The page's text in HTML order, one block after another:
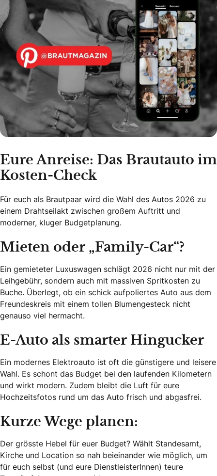
Eure Anreise: Das Brautauto im
Kosten-Check
Für euch als Brautpaar wird die Wahl des Autos 2026 zu
einem Drahtseilakt zwischen großem Auftritt und
moderner, kluger Budgetplanung.
Mieten oder „Family-Car“?
Ein gemieteter Luxuswagen schlägt 2026 nicht nur mit der
Leihgebühr, sondern auch mit massiven Spritkosten zu
Buche. Überlegt, ob ein schick aufpoliertes Auto aus dem
Freundeskreis mit einem tollen Blumengesteck nicht
genauso viel hermacht.
E-Auto als smarter Hingucker
Ein modernes Elektroauto ist oft die günstigere und leisere
Wahl. Es schont das Budget bei den laufenden Kilometern
und wirkt modern. Zudem bleibt die Luft für eure
Hochzeitsfotos rund um das Auto frisch und abgasfrei.
Kurze Wege planen:
Der grösste Hebel für euer Budget? Wählt Standesamt,
Kirche und Location so nah beieinander wie möglich, um
für euch selbst (und eure DienstleisterInnen) teure